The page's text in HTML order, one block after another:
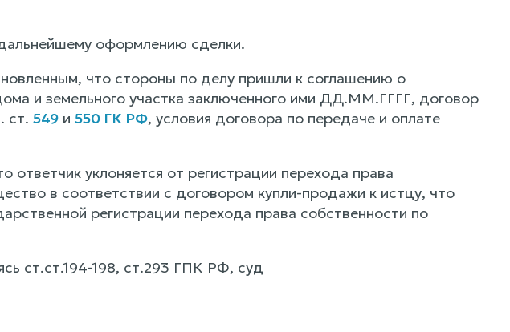
оформлению сделки.
что стороны по делу пришли к соглашению о
и земельного участка заключенного ими ДД.ММ.ГГГГ, договор
ст. 549и 550 ГК РФ, условия договора по передаче и оплате
ответчик уклоняется от регистрации перехода права
в соответствии с договором купли-продажи к истцу, что
регистрации перехода права собственности по
ст.ст.194-198, ст.293 ГПК РФ, суд